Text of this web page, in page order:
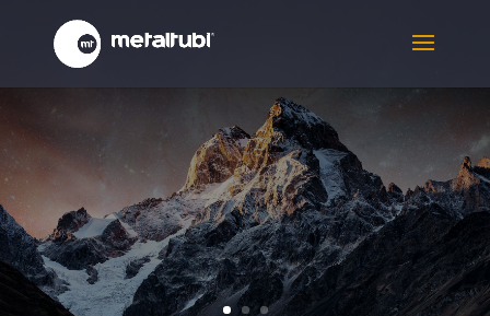
METALTUBI